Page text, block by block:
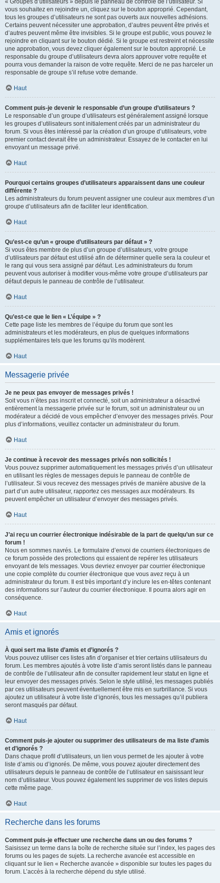
« Groupes d’utilisateurs » depuis le panneau de contrôle de l’utilisateur. Si
vous souhaitez en rejoindre un, cliquez sur le bouton approprié. Cependant,
tous les groupes d’utilisateurs ne sont pas ouverts aux nouvelles adhésions.
Certains peuvent nécessiter une approbation, d’autres peuvent être privés et
d’autres peuvent même être invisibles. Si le groupe est public, vous pouvez le
rejoindre en cliquant sur le bouton dédié. Si le groupe est restreint et nécessite
une approbation, vous devez cliquer également sur le bouton approprié. Le
responsable du groupe d’utilisateurs devra alors approuver votre requête et
pourra vous demander la raison de votre requête. Merci de ne pas harceler un
responsable de groupe s’il refuse votre demande.
Haut
Comment puis-je devenir le responsable d’un groupe d’utilisateurs ?
Le responsable d’un groupe d’utilisateurs est généralement assigné lorsque
les groupes d’utilisateurs sont initialement créés par un administrateur du
forum. Si vous êtes intéressé par la création d’un groupe d’utilisateurs, votre
premier contact devrait être un administrateur. Essayez de le contacter en lui
envoyant un message privé.
Haut
Pourquoi certains groupes d’utilisateurs apparaissent dans une couleur
différente ?
Les administrateurs du forum peuvent assigner une couleur aux membres d’un
groupe d’utilisateurs afin de faciliter leur identification.
Haut
Qu’est-ce qu’un « groupe d’utilisateurs par défaut » ?
Si vous êtes membre de plus d’un groupe d’utilisateurs, votre groupe
d’utilisateurs par défaut est utilisé afin de déterminer quelle sera la couleur et
le rang qui vous sera assigné par défaut. Les administrateurs du forum
peuvent vous autoriser à modifier vous-même votre groupe d’utilisateurs par
défaut depuis le panneau de contrôle de l’utilisateur.
Haut
Qu’est-ce que le lien « L’équipe » ?
Cette page liste les membres de l’équipe du forum que sont les
administrateurs et les modérateurs, en plus de quelques informations
supplémentaires tels que les forums qu’ils modèrent.
Haut
Messagerie privée
Je ne peux pas envoyer de messages privés !
Soit vous n’êtes pas inscrit et connecté, soit un administrateur a désactivé
entièrement la messagerie privée sur le forum, soit un administrateur ou un
modérateur a décidé de vous empêcher d’envoyer des messages privés. Pour
plus d’informations, veuillez contacter un administrateur du forum.
Haut
Je continue à recevoir des messages privés non sollicités !
Vous pouvez supprimer automatiquement les messages privés d’un utilisateur
en utilisant les règles de messages depuis le panneau de contrôle de
l’utilisateur. Si vous recevez des messages privés de manière abusive de la
part d’un autre utilisateur, rapportez ces messages aux modérateurs. Ils
peuvent empêcher un utilisateur d’envoyer des messages privés.
Haut
J’ai reçu un courrier électronique indésirable de la part de quelqu’un sur ce
forum !
Nous en sommes navrés. Le formulaire d’envoi de courriers électroniques de
ce forum possède des protections qui essaient de repérer les utilisateurs
envoyant de tels messages. Vous devriez envoyer par courrier électronique
une copie complète du courrier électronique que vous avez reçu à un
administrateur du forum. Il est très important d’y inclure les en-têtes contenant
des informations sur l’auteur du courrier électronique. Il pourra alors agir en
conséquence.
Haut
Amis et ignorés
À quoi sert ma liste d’amis et d’ignorés ?
Vous pouvez utiliser ces listes afin d’organiser et trier certains utilisateurs du
forum. Les membres ajoutés à votre liste d’amis seront listés dans le panneau
de contrôle de l’utilisateur afin de consulter rapidement leur statut en ligne et
leur envoyer des messages privés. Selon le style utilisé, les messages publiés
par ces utilisateurs peuvent éventuellement être mis en surbrillance. Si vous
ajoutez un utilisateur à votre liste d’ignorés, tous les messages qu’il publiera
seront masqués par défaut.
Haut
Comment puis-je ajouter ou supprimer des utilisateurs de ma liste d’amis
et d’ignorés ?
Dans chaque profil d’utilisateurs, un lien vous permet de les ajouter à votre
liste d’amis ou d’ignorés. De même, vous pouvez ajouter directement des
utilisateurs depuis le panneau de contrôle de l’utilisateur en saisissant leur
nom d’utilisateur. Vous pouvez également les supprimer de vos listes depuis
cette même page.
Haut
Recherche dans les forums
Comment puis-je effectuer une recherche dans un ou des forums ?
Saisissez un terme dans la boîte de recherche située sur l’index, les pages des
forums ou les pages de sujets. La recherche avancée est accessible en
cliquant sur le lien « Recherche avancée » disponible sur toutes les pages du
forum. L’accès à la recherche dépend du style utilisé.